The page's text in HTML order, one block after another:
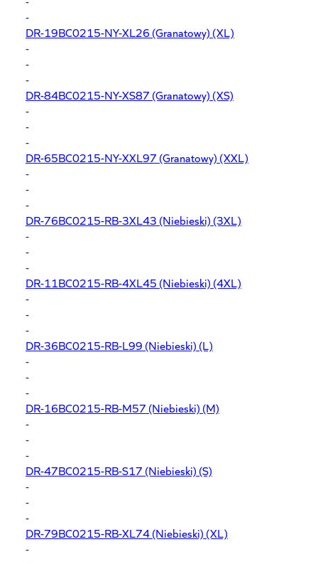
-
DR-19BC0215-NY-XL26 (Granatowy) (XL)
-
-
-
DR-84BC0215-NY-XS87 (Granatowy) (XS)
-
-
-
DR-65BC0215-NY-XXL97 (Granatowy) (XXL)
-
-
-
DR-76BC0215-RB-3XL43 (Niebieski) (3XL)
-
-
-
DR-11BC0215-RB-4XL45 (Niebieski) (4XL)
-
-
-
DR-36BC0215-RB-L99 (Niebieski) (L)
-
-
-
DR-16BC0215-RB-M57 (Niebieski) (M)
-
-
-
DR-47BC0215-RB-S17 (Niebieski) (S)
-
-
-
DR-79BC0215-RB-XL74(Niebieski) (XL)
-